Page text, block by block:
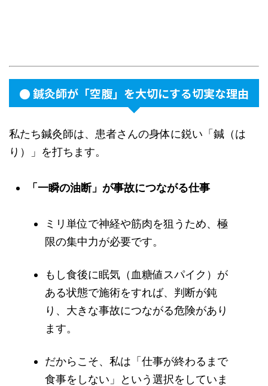
● 鍼灸師が「空腹」を大切にする切実な理由
私たち鍼灸師は、患者さんの身体に鋭い「鍼（は
り）」を打ちます。
「一瞬の油断」が事故につながる仕事
ミリ単位で神経や筋肉を狙うため、極
限の集中力が必要です。
もし食後に眠気（血糖値スパイク）が
ある状態で施術をすれば、判断が鈍
り、大きな事故につながる危険があり
ます。
だからこそ、私は「仕事が終わるまで
食事をしない」という選択をしていま